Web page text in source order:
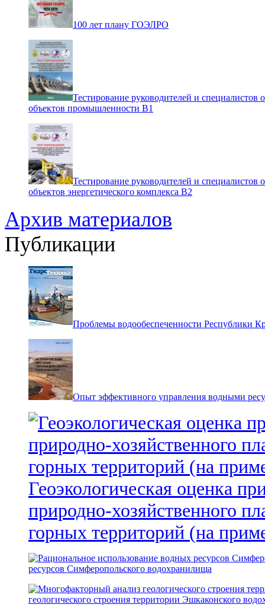
100 лет плану ГОЭЛРО
Тестирование руководителей и специалистов
объектов промышленности В1
Тестирование руководителей и специалистов
объектов энергетического комплекса В2
Архив материалов
Публикации
Проблемы водообеспеченности Республики
Опыт эффективного управления водными
Геоэкологическая оценка
природно-хозяйственного
горных территорий (на
ресурсов Симферопольского водохранилища
геологического строения территории Эшкаконского